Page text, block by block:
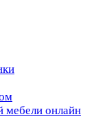
мебели онлайн